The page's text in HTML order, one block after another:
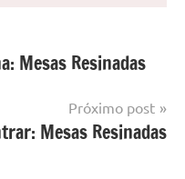
Mesas Resinadas
Próximo post
Mesas Resinadas